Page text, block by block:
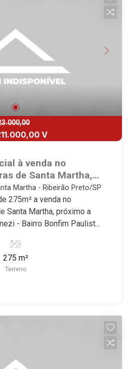
V
à venda no
de Santa Martha,
José Fregonezi -
Martha - Ribeirão Preto/SP
275m² a venda no
Santa Martha, próximo a
- Bairro Bonfim Paulista,
Imobiliária
24h Martinelli
275 m²
Terreno